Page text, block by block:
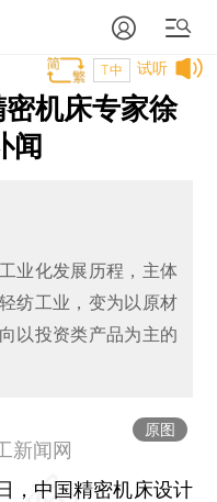
试听
T中
机床专家徐
闻
业化发展历程，主体
纺工业，变为以原材
以投资类产品为主的
原图
新闻网
，中国精密机床设计